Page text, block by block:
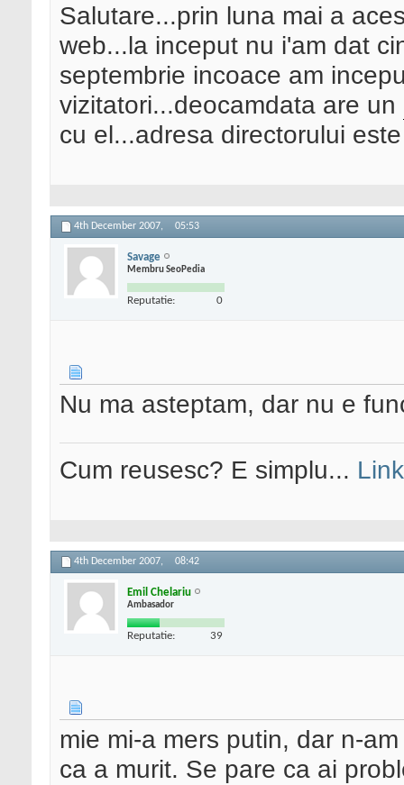
Salutare...prin luna mai a
web...la inceput nu i'am dat
septembrie incoace am
vizitatori...deocamdata are un
cu el...adresa directorului
4th December 2007, 05:53
Savage
Membru SeoPedia
Reputatie: 0
Nu ma asteptam, dar nu e
Cum reusesc? E simplu... Link
4th December 2007, 08:42
Emil Chelariu
Ambasador
Reputatie: 39
mie mi-a mers putin, dar n-
ca a murit. Se pare ca ai